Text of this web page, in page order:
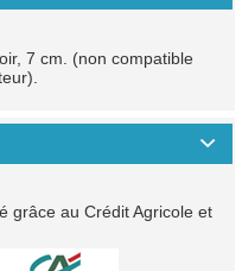
7 cm. (non compatible
grâce au Crédit Agricole et